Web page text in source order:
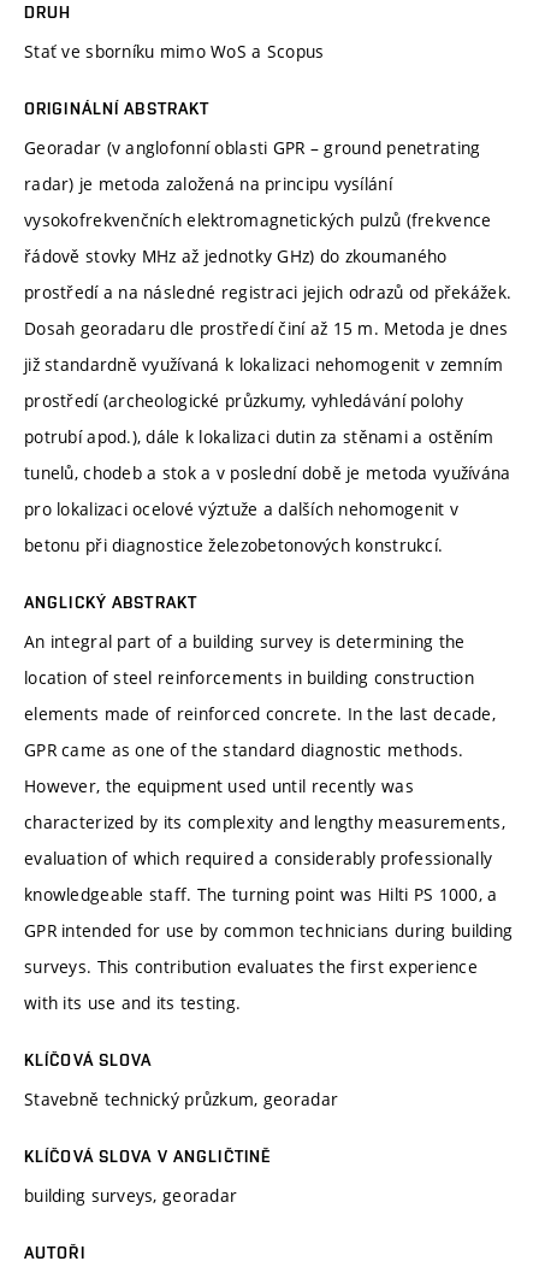
DRUH
Stať ve sborníku mimo WoS a Scopus
ORIGINÁLNÍ ABSTRAKT
Georadar (v anglofonní oblasti GPR – ground penetrating
radar) je metoda založená na principu vysílání
vysokofrekvenčních elektromagnetických pulzů (frekvence
řádově stovky MHz až jednotky GHz) do zkoumaného
prostředí a na následné registraci jejich odrazů od překážek.
Dosah georadaru dle prostředí činí až 15 m. Metoda je dnes
již standardně využívaná k lokalizaci nehomogenit v zemním
prostředí (archeologické průzkumy, vyhledávání polohy
potrubí apod.), dále k lokalizaci dutin za stěnami a ostěním
tunelů, chodeb a stok a v poslední době je metoda využívána
pro lokalizaci ocelové výztuže a dalších nehomogenit v
betonu při diagnostice železobetonových konstrukcí.
ANGLICKÝ ABSTRAKT
An integral part of a building survey is determining the
location of steel reinforcements in building construction
elements made of reinforced concrete. In the last decade,
GPR came as one of the standard diagnostic methods.
However, the equipment used until recently was
characterized by its complexity and lengthy measurements,
evaluation of which required a considerably professionally
knowledgeable staff. The turning point was Hilti PS 1000, a
GPR intended for use by common technicians during building
surveys. This contribution evaluates the first experience
with its use and its testing.
KLÍČOVÁ SLOVA
Stavebně technický průzkum, georadar
KLÍČOVÁ SLOVA V ANGLIČTINĚ
building surveys, georadar
AUTOŘI